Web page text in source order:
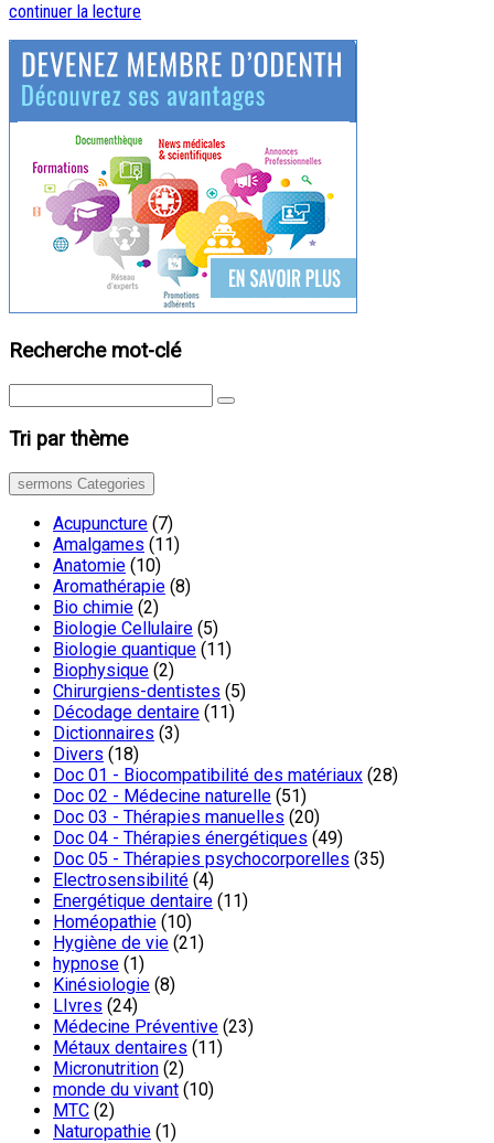
continuer la lecture
Recherche mot-clé
Tri par thème
sermons Categories
Acupuncture (7)
Amalgames (11)
Anatomie (10)
Aromathérapie (8)
Bio chimie (2)
Biologie Cellulaire (5)
Biologie quantique (11)
Biophysique (2)
Chirurgiens-dentistes (5)
Décodage dentaire (11)
Dictionnaires (3)
Divers (18)
Doc 01 - Biocompatibilité des matériaux (28)
Doc 02 - Médecine naturelle (51)
Doc 03 - Thérapies manuelles (20)
Doc 04 - Thérapies énergétiques (49)
Doc 05 - Thérapies psychocorporelles (35)
Electrosensibilité (4)
Energétique dentaire (11)
Homéopathie (10)
Hygiène de vie (21)
hypnose (1)
Kinésiologie (8)
LIvres (24)
Médecine Préventive (23)
Métaux dentaires (11)
Micronutrition (2)
monde du vivant (10)
MTC (2)
Naturopathie (1)